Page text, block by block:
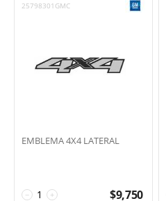
25798301GMC
EMBLEMA 4X4 LATERAL
+
− $9,750